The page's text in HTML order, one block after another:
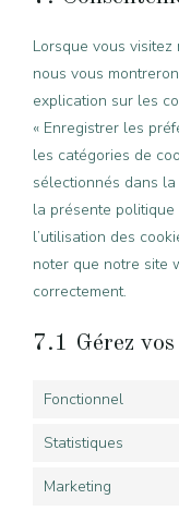
Lorsque vous
nous vous
explication sur les
« Enregistrer les
les catégories de
sélectionnés dans
la présente
l’utilisation des
noter que notre site
correctement.
7.1 Gérez
Fonctionnel
Statistiques
Marketing